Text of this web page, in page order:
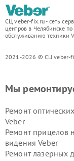
СЦ veber-fix.ru - сеть
центров в Челябинске
обслуживанию техники
2021-2026 © СЦ veber-
Мы
Ремонт
Veber
Ремонт прицелов
видения Veber
Ремонт лазерных